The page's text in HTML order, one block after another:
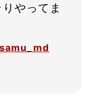
やってま